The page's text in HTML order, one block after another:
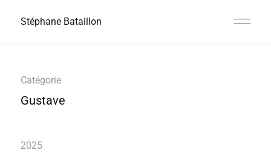
Stéphane Bataillon
Catégorie
Gustave
2025